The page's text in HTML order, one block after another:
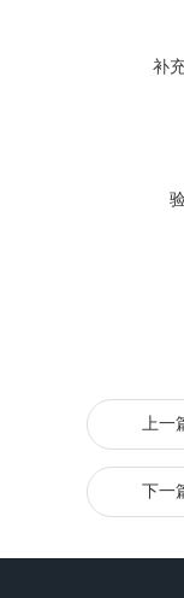
补
上一
下一